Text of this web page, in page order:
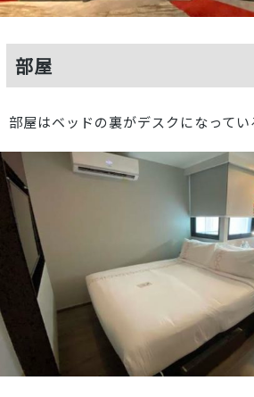
部屋
部屋はベッドの裏がデスクになってい